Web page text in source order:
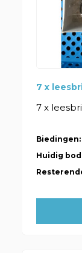
7 x
7 x
Biedingen:
Huidig